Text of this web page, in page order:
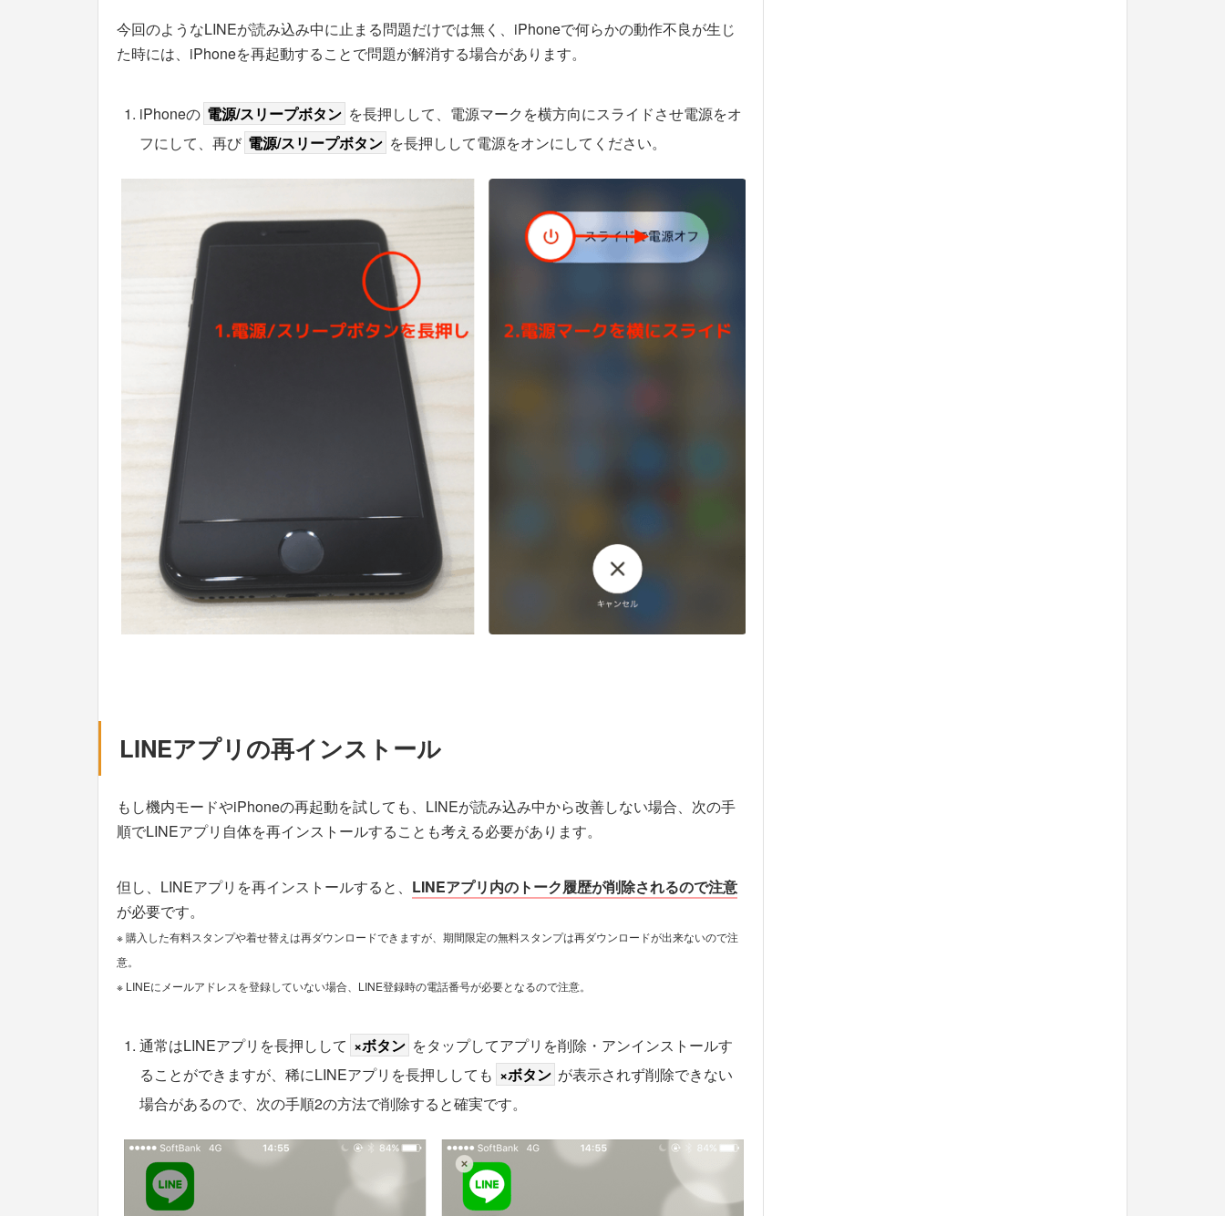
今回のようなLINEが読み込み中に止まる問題だけでは無く、iPhoneで何らかの動作不良が生じ
た時には、iPhoneを再起動することで問題が解消する場合があります。
iPhoneの 電源/スリープボタン を長押しして、電源マークを横方向にスライドさせ電源をオ
フにして、再び 電源/スリープボタン を長押しして電源をオンにしてください。
LINEアプリの再インストール
もし機内モードやiPhoneの再起動を試しても、LINEが読み込み中から改善しない場合、次の手
順でLINEアプリ自体を再インストールすることも考える必要があります。
但し、LINEアプリを再インストールすると、 LINEアプリ内のトーク履歴が削除されるので注意
が必要です。
※ 購入した有料スタンプや着せ替えは再ダウンロードできますが、期間限定の無料スタンプは再ダウンロードが出来ないので注
意。
※ LINEにメールアドレスを登録していない場合、LINE登録時の電話番号が必要となるので注意。
通常はLINEアプリを長押しして ×ボタン をタップしてアプリを削除・アンインストールす
ることができますが、稀にLINEアプリを長押ししても ×ボタン が表示されず削除できない
場合があるので、次の手順2の方法で削除すると確実です。